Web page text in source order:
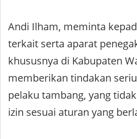
Andi Ilham, meminta
terkait serta aparat
khususnya di Kabupaten
memberikan tindakan
pelaku tambang, yang
izin sesuai aturan yang